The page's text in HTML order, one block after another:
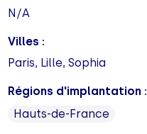
N/A
Villes :
Paris, Lille, Sophia
Régions d'implantation :
Hauts-de-France